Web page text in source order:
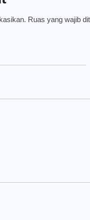
Ruas yang wajib